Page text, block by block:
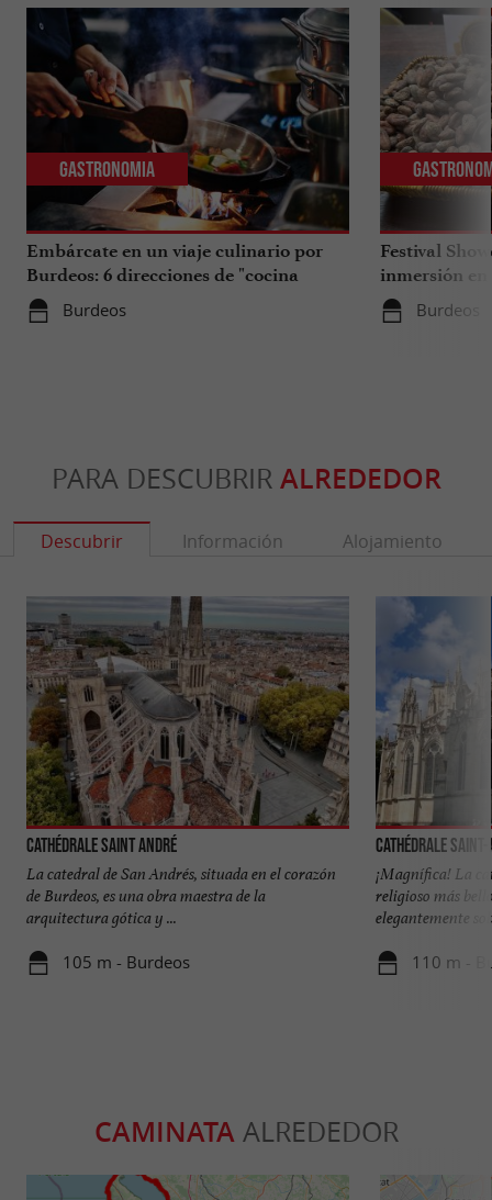
Embárcate en un viaje culinario por
Burdeos: 6 direcciones de "cocina
internacional"
Burdeos
Gastronomia
Festival
inmersión
excepcional
Burdeos
PARA DESCUBRIR ALREDEDOR
Descubrir Información Alojamiento
Cathédrale Saint André
La catedral de San Andrés, situada en el corazón
de Burdeos, es una obra maestra de la
arquitectura gótica y ...
105 m - Burdeos
Cathédrale
¡Magnífica! La
religioso más
elegantemente
110 m -
CAMINATAALREDEDOR